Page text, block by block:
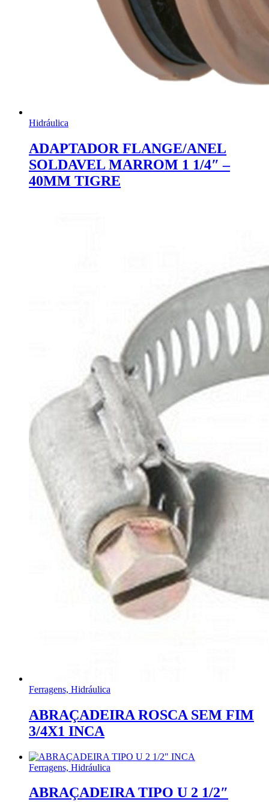
Hidráulica
ADAPTADOR FLANGE/ANEL
SOLDAVEL MARROM 1 1/4″ –
40MM TIGRE
Ferragens, Hidráulica
ABRAÇADEIRA ROSCA SEM FIM
3/4X1 INCA
Ferragens, Hidráulica
ABRAÇADEIRA TIPO U 2 1/2″